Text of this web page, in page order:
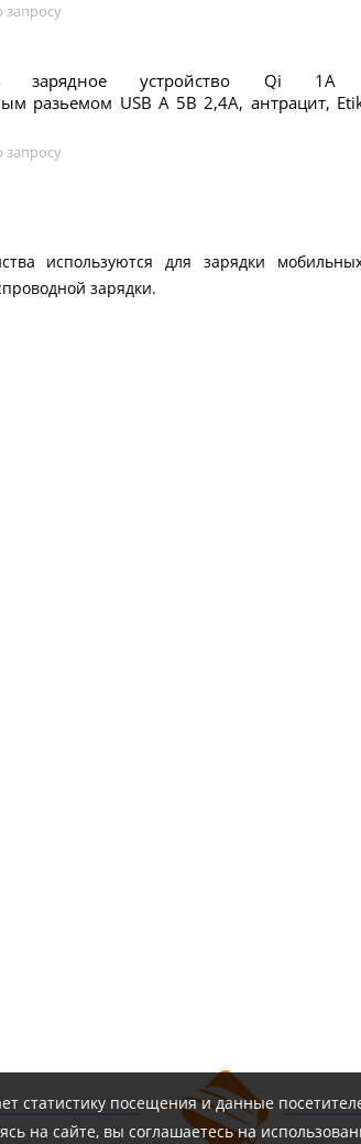
запросу
зарядное устройство Qi
разьемом USB A 5В 2,4А, антрацит,
запросу
используются для зарядки
зарядки.
статистику посещения и данные
на сайте, вы соглашаетесь на